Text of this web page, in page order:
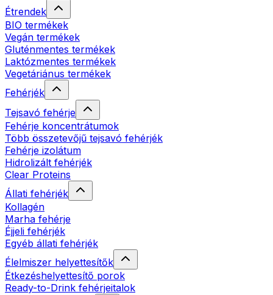
Étrendek
BIO termékek
Vegán termékek
Gluténmentes termékek
Laktózmentes termékek
Vegetáriánus termékek
Fehérjék
Tejsavó fehérje
Fehérje koncentrátumok
Több összetevőjű tejsavó fehérjék
Fehérje izolátum
Hidrolizált fehérjék
Clear Proteins
Állati fehérjék
Kollagén
Marha fehérje
Éjjeli fehérjék
Egyéb állati fehérjék
Élelmiszer helyettesítők
Étkezéshelyettesítő porok
Ready-to-Drink fehérjeitalok